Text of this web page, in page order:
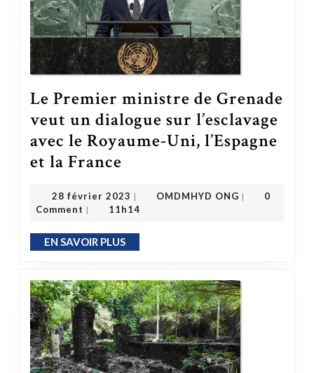
Le Premier ministre de Grenade
veut un dialogue sur l’esclavage
avec le Royaume-Uni, l’Espagne
et la France
28 février 2023 | OMDMHYD ONG |
0
Comment | 11h14
EN SAVOIR PLUSEN SAVOIR PLUS